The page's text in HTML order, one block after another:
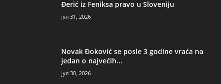
Đerić iz Feniksa pravo u Sloveniju
јул 31, 2026
Novak Đoković se posle 3 godine vraća na
jedan o najvećih...
јул 30, 2026